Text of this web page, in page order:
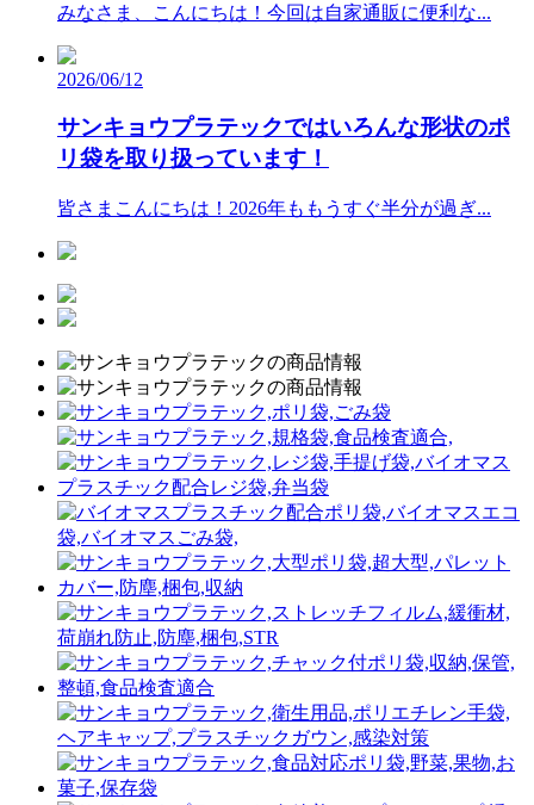
みなさま、こんにちは！今回は自家通販に便利な...
2026/06/12
サンキョウプラテックではいろんな形状のポ
リ袋を取り扱っています！
皆さまこんにちは！2026年ももうすぐ半分が過ぎ...